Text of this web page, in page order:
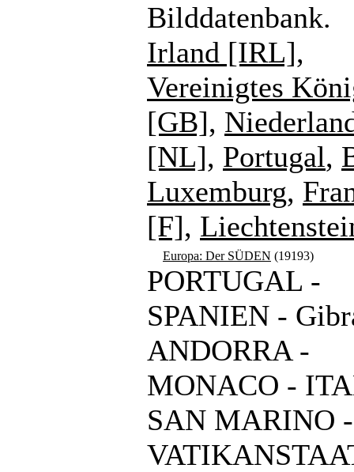
Bilddatenbank.
Irland [IRL],
Vereinigtes
[GB],
[NL], Portugal,
Luxemburg,
[F],
Europa: Der SÜDEN (19193)
PORTUGAL -
SPANIEN -
ANDORRA -
MONACO -
SAN MARINO -